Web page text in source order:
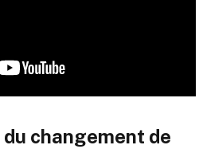
changement de